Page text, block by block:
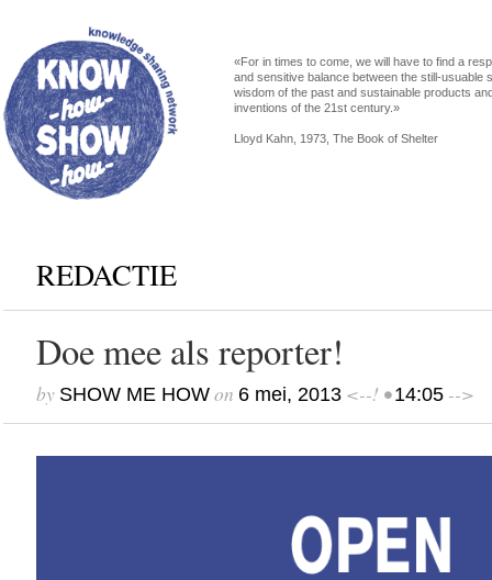
«For in times to come, we will have to find a
and sensitive balance between the still-usuable
wisdom of the past and sustainable products
inventions of the 21st century.»
Lloyd Kahn, 1973, The Book of Shelter
REDACTIE
Doe mee als reporter!
by SHOW ME HOWon 6 mei, 2013<--! •14:05-->